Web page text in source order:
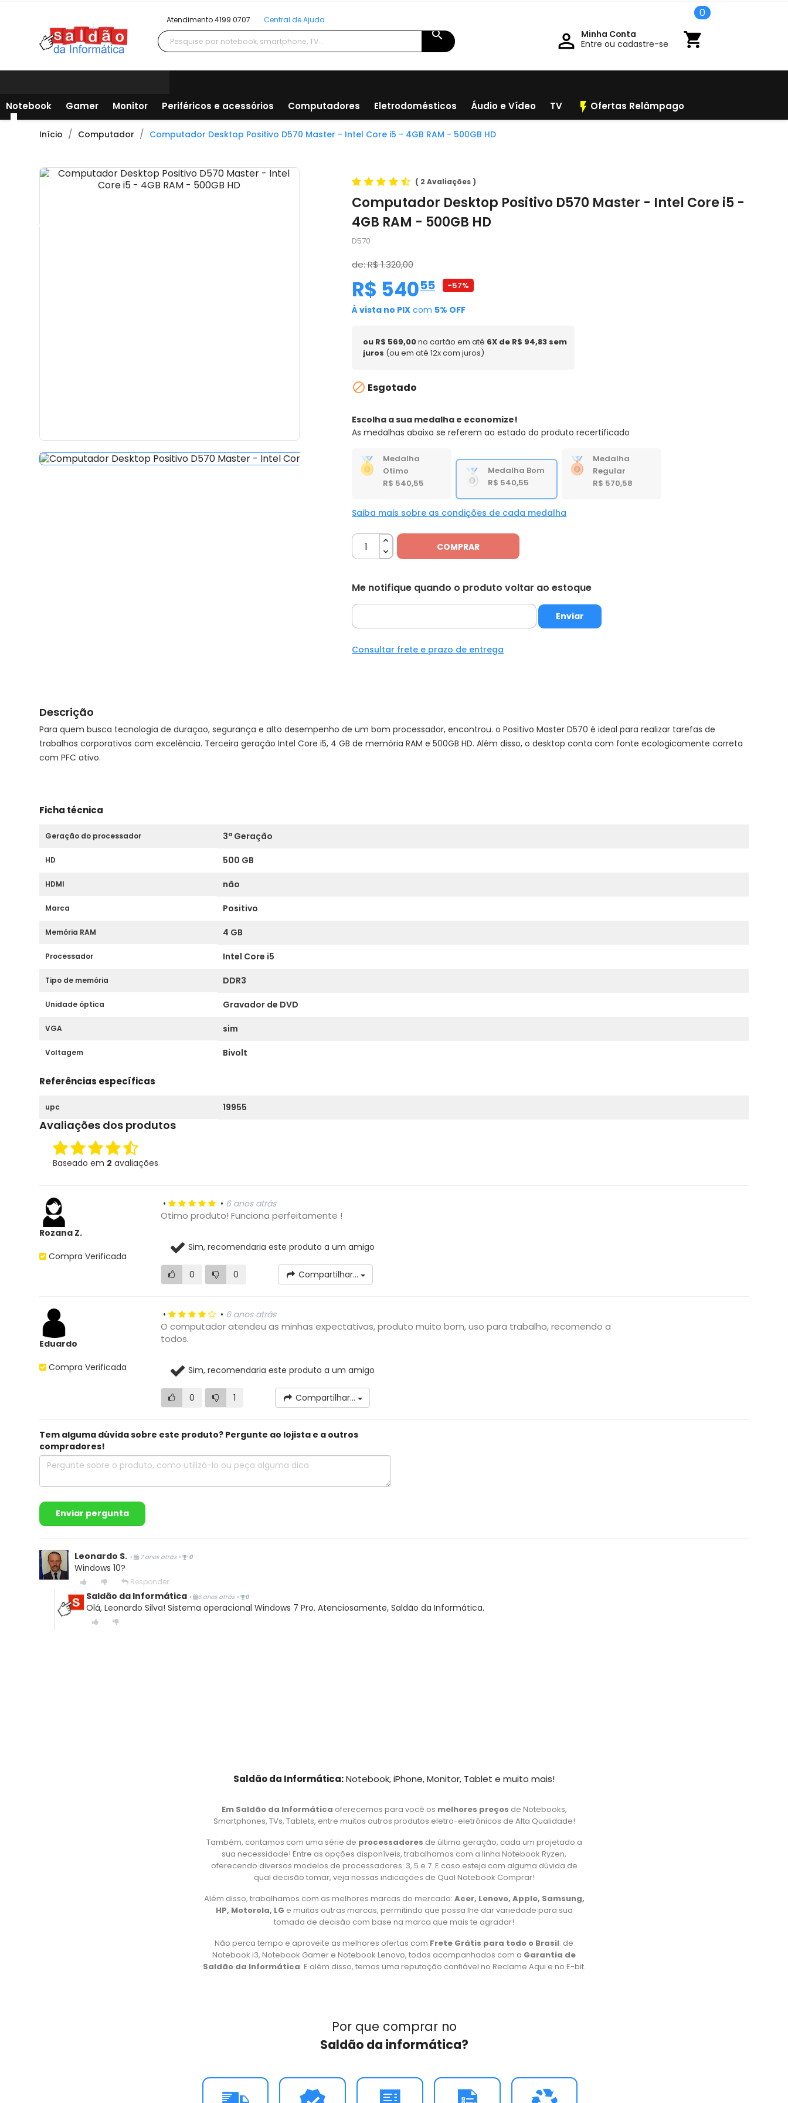
Atendimento 4199 0707 Central de Ajuda
search  Minha Conta
Entre ou cadastre-se
shopping_cart
0
Todos os departamentos
Notebook Gamer Monitor Periféricos e acessórios Computadores Eletrodomésticos Áudio e Vídeo TV flash_on Ofertas Relâmpago
Início Computador Computador Desktop Positivo D570 Master - Intel Core i5 - 4GB RAM - 500GB HD
( 2 Avaliações)
Computador Desktop Positivo D570 Master - Intel Core i5 -
4GB RAM - 500GB HD
D570
de: R$ 1.320,00
R$ 540,55 -57%
À vista no PIX com 5% OFF
ou R$ 569,00no cartão em até 6X de R$ 94,83 sem
juros (ou em até 12x com juros)
 Esgotado
Escolha a sua medalha e economize!
As medalhas abaixo se referem ao estado do produto recertificado
Medalha
Otimo
R$ 540,55
Medalha Bom
R$ 540,55
Medalha
Regular
R$ 570,58
Saiba mais sobre as condições de cada medalha
COMPRAR
Me notifique quando o produto voltar ao estoque
Consultar frete e prazo de entrega
Descrição
Para quem busca tecnologia de duraçao, segurança e alto desempenho de um bom processador, encontrou. o Positivo Master D570 é ideal para realizar tarefas de
trabalhos corporativos com excelência. Terceira geração Intel Core i5, 4 GB de memória RAM e 500GB HD. Além disso, o desktop conta com fonte ecologicamente correta
com PFC ativo.
Ficha técnica
Geração do processador 3ª Geração
HD 500 GB
HDMI não
Marca Positivo
Memória RAM 4 GB
Processador Intel Core i5
Tipo de memória DDR3
Unidade óptica Gravador de DVD
VGA sim
Voltagem Bivolt
Referências específicas
upc 19955
Avaliações dos produtos
Baseado em 2 avaliações
Rozana Z.
Compra Verificada
• • 6 anos atrás
Otimo produto! Funciona perfeitamente !
Sim, recomendaria este produto a um amigo
0 0 Compartilhar...
Eduardo
Compra Verificada
• • 6 anos atrás
O computador atendeu as minhas expectativas, produto muito bom, uso para trabalho, recomendo a
todos.
Sim, recomendaria este produto a um amigo
0 1 Compartilhar...
Tem alguma dúvida sobre este produto? Pergunte ao lojista e a outros
compradores!
Enviar pergunta
Leonardo S. • 7 anos atrás • 0
Windows 10?
Responder
Saldão da Informática • 6 anos atrás • 0
Olá, Leonardo Silva! Sistema operacional Windows 7 Pro. Atenciosamente, Saldão da Informática.
Saldão da Informática:Notebook, iPhone, Monitor, Tablet e muito mais!
Em Saldão da Informática oferecemos para você os melhores preços de Notebooks,
Smartphones, TVs, Tablets, entre muitos outros produtos eletro-eletrônicos de Alta Qualidade!
Também, contamos com uma série de processadores de última geração, cada um projetado a
sua necessidade! Entre as opções disponíveis, trabalhamos com a linha Notebook Ryzen,
oferecendo diversos modelos de processadores: 3, 5 e 7. E caso esteja com alguma dúvida de
qual decisão tomar, veja nossas indicações de Qual Notebook Comprar!
Além disso, trabalhamos com as melhores marcas do mercado: Acer, Lenovo, Apple, Samsung,
HP, Motorola, LG e muitas outras marcas, permitindo que possa lhe dar variedade para sua
tomada de decisão com base na marca que mais te agradar!
Não perca tempo e aproveite as melhores ofertas com Frete Grátis para todo o Brasil: de
Notebook i3, Notebook Gamer e Notebook Lenovo, todos acompanhados com a Garantia de
Saldão da Informática. E além disso, temos uma reputação confiável no Reclame Aqui e no E-bit.
Por que comprar no
Saldão da informática?